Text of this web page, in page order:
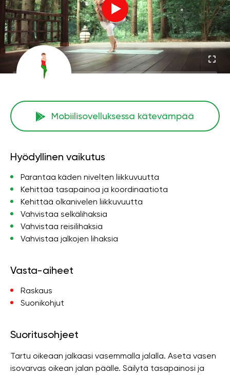
Mobiilisovelluksessa kätevämpää
Hyödyllinen vaikutus
Parantaa käden nivelten liikkuvuutta
Kehittää tasapainoa ja koordinaatiota
Kehittää olkanivelen liikkuvuutta
Vahvistaa selkälihaksia
Vahvistaa reisilihaksia
Vahvistaa jalkojen lihaksia
Vasta-aiheet
Raskaus
Suonikohjut
Suoritusohjeet
Tartu oikeaan jalkaasi vasemmalla jalalla. Aseta vasen
isovarvas oikean jalan päälle. Säilytä tasapainosi ja